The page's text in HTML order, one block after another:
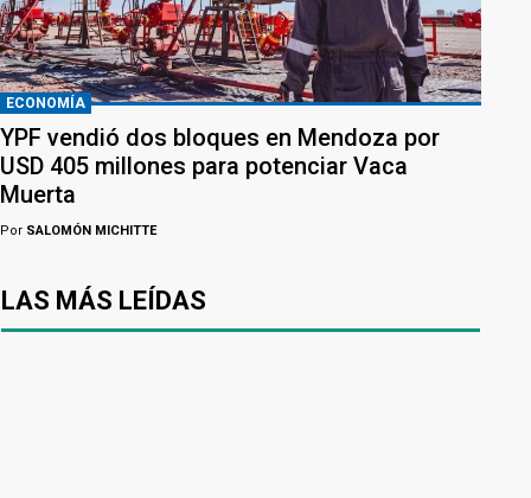
ECONOMÍA
YPF vendió dos bloques en Mendoza por
USD 405 millones para potenciar Vaca
Muerta
Por SALOMÓN MICHITTE
LAS MÁS LEÍDAS